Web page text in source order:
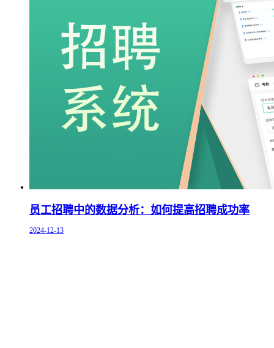
员工招聘中的数据分析：如何提高招聘成功率
2024-12-13